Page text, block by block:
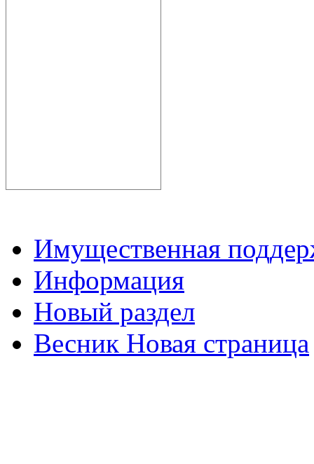
Имущественная
Информация
Новый раздел
Весник Новая страница